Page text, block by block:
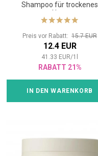
ml
Shampoo für trockenes
Haar
Preis vor Rabatt: 15.7 EUR
12.4 EUR
41.33 EUR/1
RABATT 21%
IN DEN WARENKORB